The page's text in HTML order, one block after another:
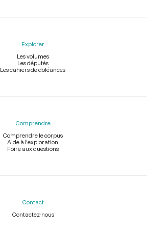
Explorer
Les volumes
Les députés
Les cahiers de doléances
Comprendre
Comprendre le corpus
Aide à l'exploration
Foire aux questions
Contact
Contactez-nous